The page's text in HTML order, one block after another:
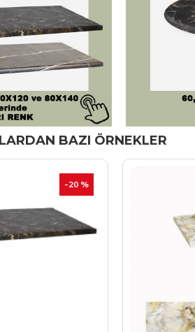
BAZI ÖRNEKLER
-20 %